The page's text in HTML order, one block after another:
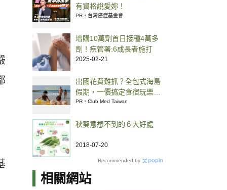
有資格說愛妳！
PR・台灣癌症基金會
增購10萬劑首日接種4萬多
劑！疾管署:6成長者施打
2025-02-21
出國花費難抓？全包式海島
假期，一價搞定食宿玩樂，
省錢更省心！
PR・Club Med Taiwan
秋葵意想不到的６大好處
2018-07-20
Recommended by
相關網站